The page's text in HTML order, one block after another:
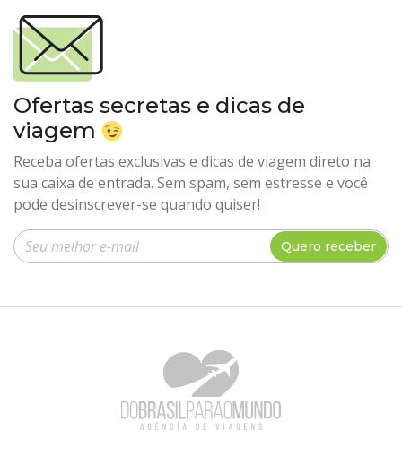
Ofertas secretas e dicas de
viagem
Receba ofertas exclusivas e dicas de viagem direto na
sua caixa de entrada. Sem spam, sem estresse e você
pode desinscrever-se quando quiser!
Insira seu e-mail
Quero receber